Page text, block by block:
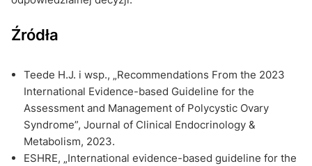
Źródła
Teede H.J. i wsp., „Recommendations From the 2023
International Evidence-based Guideline for the
Assessment and Management of Polycystic Ovary
Syndrome”, Journal of Clinical Endocrinology &
Metabolism, 2023.
ESHRE, „International evidence-based guideline for the